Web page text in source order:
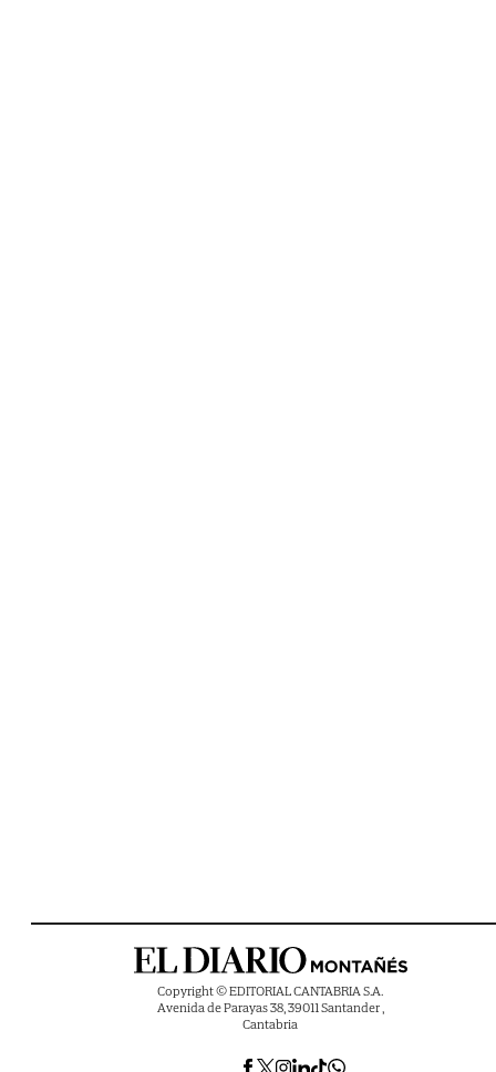
Copyright © EDITORIAL CANTABRIA S.A.
Avenida de Parayas 38, 39011 Santander ,
Cantabria